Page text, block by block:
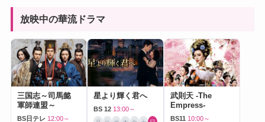
放映中の華流ドラマ
三国志～司馬懿
軍師連盟～
BS日テレ 12:00～
星より輝く君へ
BS 12 13:00～
武則天 -The
Empress-
BS11 10:00～